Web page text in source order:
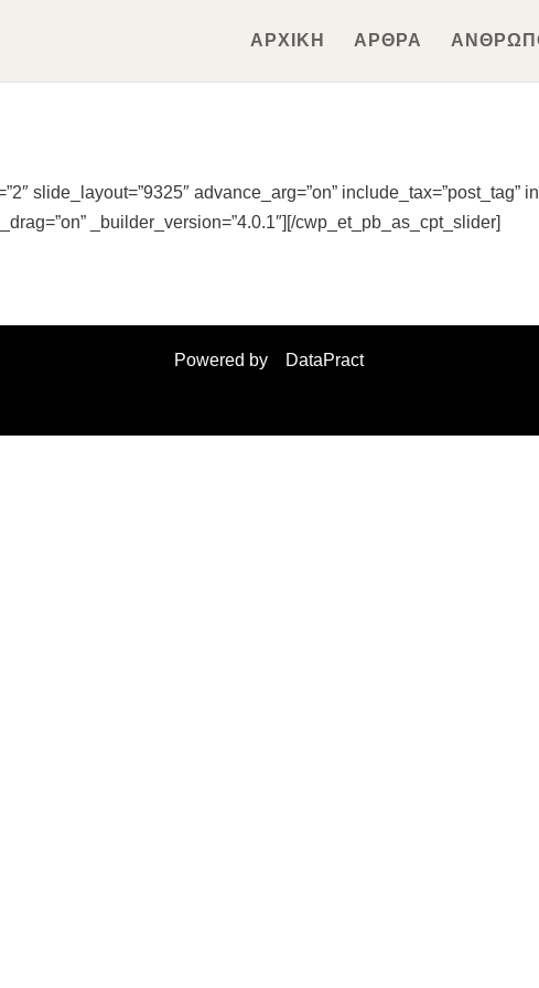
ΑΡΧΙΚΗ ΑΡΘΡΑ
slide_layout=”9325″ advance_arg=”on” include_tax=”post_tag”
_builder_version=”4.0.1″][/cwp_et_pb_as_cpt_slider]
Powered by DataPract